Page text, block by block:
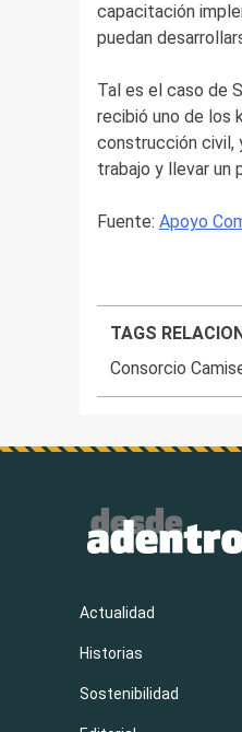
capacitación
puedan
Tal es el caso de
recibió uno de los
construcción civil,
trabajo y llevar un
Fuente: Apoyo
TAGS
Consorcio
Actualidad
Historias
Sostenibilidad